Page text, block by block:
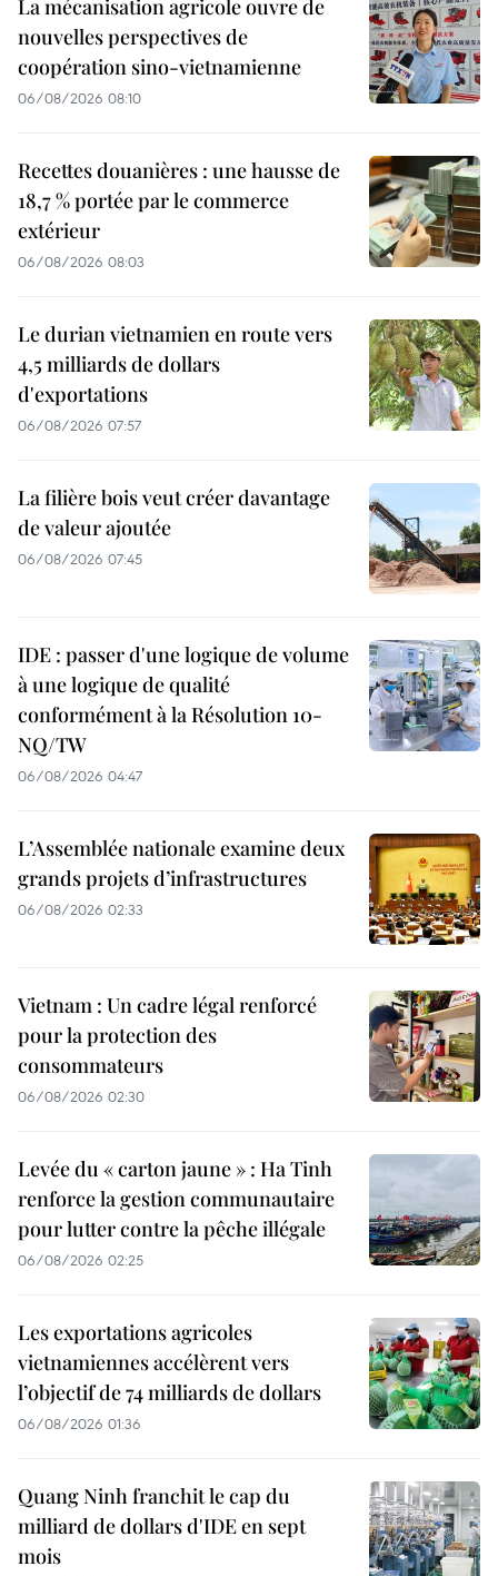
La mécanisation agricole ouvre de
nouvelles perspectives de
coopération sino-vietnamienne
06/08/2026 08:10
Recettes douanières : une hausse de
18,7 % portée par le commerce
extérieur
06/08/2026 08:03
Le durian vietnamien en route vers
4,5 milliards de dollars
d'exportations
06/08/2026 07:57
La filière bois veut créer davantage
de valeur ajoutée
06/08/2026 07:45
IDE : passer d'une logique de volume
à une logique de qualité
conformément à la Résolution 10-
NQ/TW
06/08/2026 04:47
L’Assemblée nationale examine deux
grands projets d’infrastructures
06/08/2026 02:33
Vietnam : Un cadre légal renforcé
pour la protection des
consommateurs
06/08/2026 02:30
Levée du « carton jaune » : Ha Tinh
renforce la gestion communautaire
pour lutter contre la pêche illégale
06/08/2026 02:25
Les exportations agricoles
vietnamiennes accélèrent vers
l’objectif de 74 milliards de dollars
06/08/2026 01:36
Quang Ninh franchit le cap du
milliard de dollars d'IDE en sept
mois